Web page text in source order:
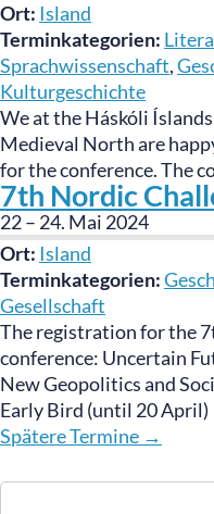
Ort: Island
Terminkategorien:
Sprachwissenschaft,
Kulturgeschichte
We at the Háskóli
Medieval North are
for the conference. The
7th Nordic
22– 24. Mai 2024
Ort: Island
Terminkategorien:
Gesellschaft
The registration for the
conference: Uncertain
New Geopolitics and
Early Bird (until 20 April)
Spätere Termine →